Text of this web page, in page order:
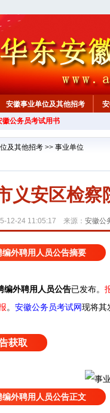
安徽事业单位及其他招考
公务员考试用书
及其他招考 >> 事业单位
义安区检
12-24 11:05:17 来源： 安徽公
外聘用人员公告摘要
编外聘用人员公告已发布。
。 安徽公务员考试网现将其
获取
外聘用人员公告正文